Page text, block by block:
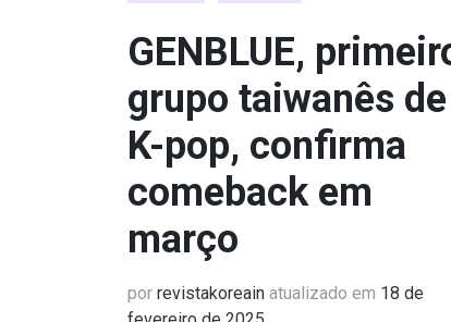
GENBLUE,
grupo taiwanês de
K-pop, confirma
comeback em
março
por revistakoreain atualizado em 18 de